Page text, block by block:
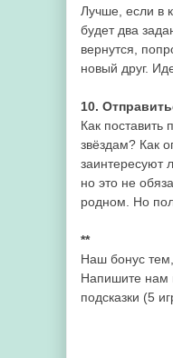
Лучше, если в
будет два
вернутся,
новый друг.
10.
Как поставить
звёздам? Как
заинтересуют
но это не
родном. Но
**
Наш бонус
Напишите нам
подсказки (5